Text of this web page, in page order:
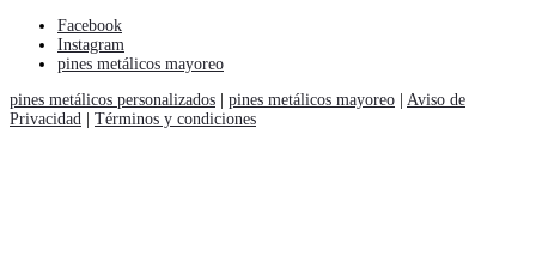
Facebook
Instagram
pines metálicos mayoreo
pines metálicos personalizados
pines metálicos mayoreo
Aviso de
Privacidad
Términos y condiciones